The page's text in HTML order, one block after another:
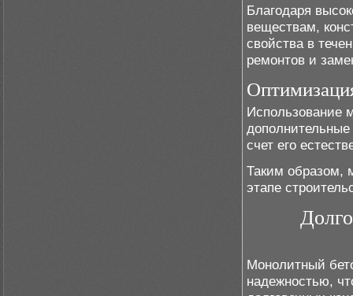
Благодаря
веществам,
свойства в
ремонтов и
Использование
счет его
Таким образом,
этапе
Монолитный
надежностью,